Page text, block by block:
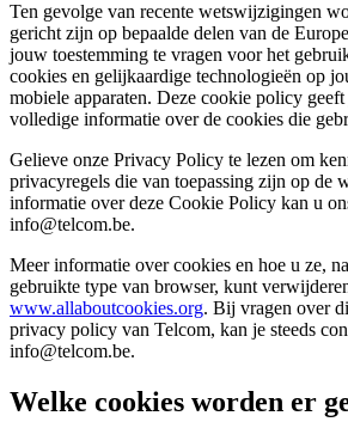
Ten gevolge van recente wetswijzigingen
gericht zijn op bepaalde delen van de
jouw toestemming te vragen voor het
cookies en gelijkaardige technologieën op
mobiele apparaten. Deze cookie policy
volledige informatie over de cookies die
Gelieve onze Privacy Policy te lezen om
privacyregels die van toepassing zijn op de
informatie over deze Cookie Policy kan u
info@telcom.be.
Meer informatie over cookies en hoe u ze,
gebruikte type van browser, kunt
www.allaboutcookies.org. Bij vragen over
privacy policy van Telcom, kan je steeds
info@telcom.be.
Welke cookies worden er